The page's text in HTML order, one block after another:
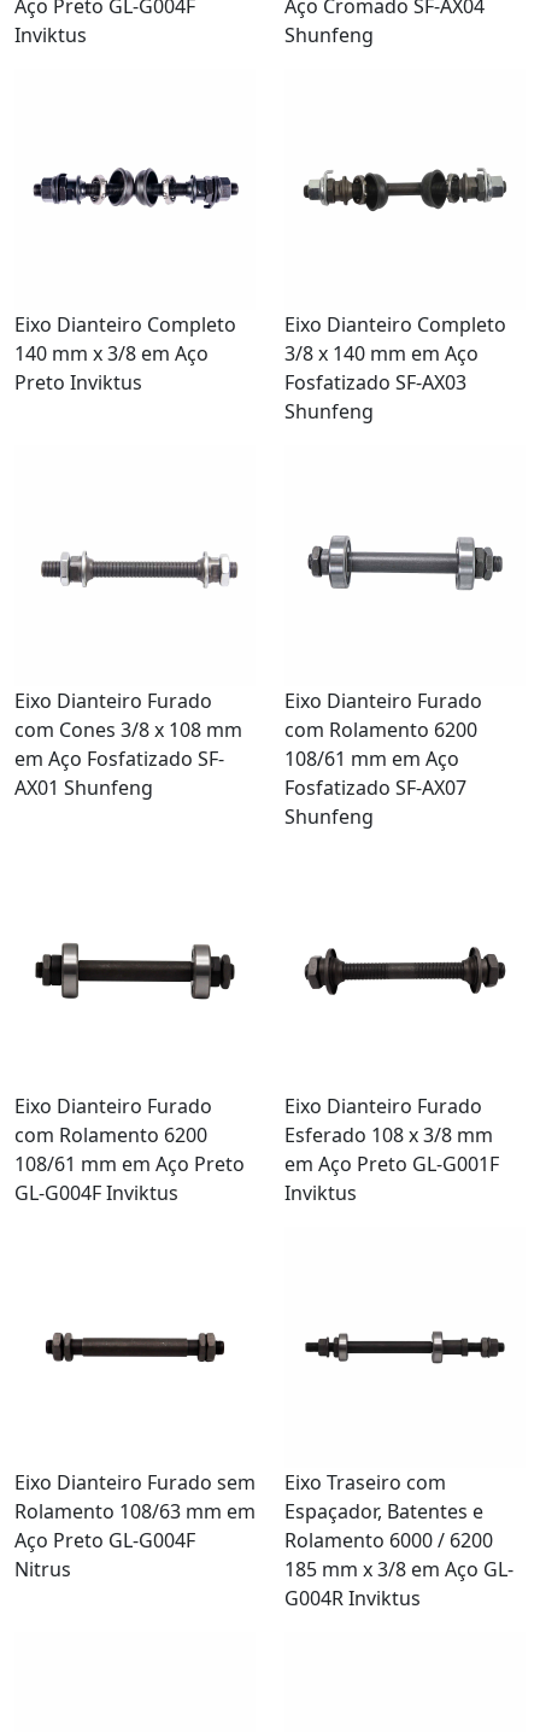
Aço Preto GL-G004F
Inviktus
Aço Cromado SF-AX04
Shunfeng
Eixo Dianteiro Completo
140 mm x 3/8 em Aço
Preto Inviktus
Eixo Dianteiro Completo
3/8 x 140 mm em Aço
Fosfatizado SF-AX03
Shunfeng
Eixo Dianteiro Furado
com Cones 3/8 x 108 mm
em Aço Fosfatizado SF-
AX01 Shunfeng
Eixo Dianteiro Furado
com Rolamento 6200
108/61 mm em Aço
Fosfatizado SF-AX07
Shunfeng
Eixo Dianteiro Furado
com Rolamento 6200
108/61 mm em Aço Preto
GL-G004F Inviktus
Eixo Dianteiro Furado
Esferado 108 x 3/8 mm
em Aço Preto GL-G001F
Inviktus
Eixo Dianteiro Furado sem
Rolamento 108/63 mm em
Aço Preto GL-G004F
Nitrus
Eixo Traseiro com
Espaçador, Batentes e
Rolamento 6000 / 6200
185 mm x 3/8 em Aço GL-
G004R Inviktus